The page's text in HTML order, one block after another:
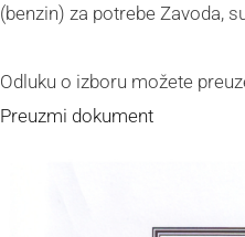
(benzin) za potrebe Zavoda,
Odluku o izboru možete
Preuzmi dokument